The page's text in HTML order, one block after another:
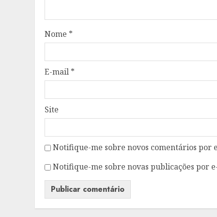
Nome *
E-mail *
Site
Notifique-me sobre novos comentários por
Notifique-me sobre novas publicações por